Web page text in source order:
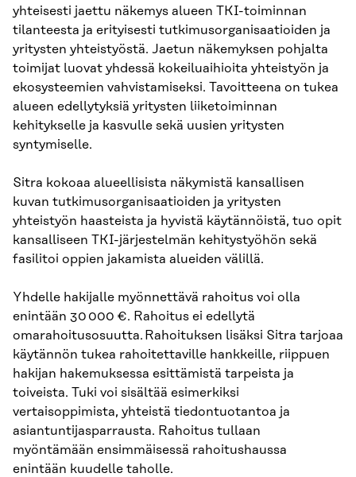
yhteisesti jaettu näkemys alueen TKI-toiminnan
tilanteesta ja erityisesti tutkimusorganisaatioiden ja
yritysten yhteistyöstä. Jaetun näkemyksen pohjalta
toimijat luovat yhdessä kokeiluaihioita yhteistyön ja
ekosysteemien vahvistamiseksi. Tavoitteena on tukea
alueen edellytyksiä yritysten liiketoiminnan
kehitykselle ja kasvulle sekä uusien yritysten
syntymiselle.
Sitra kokoaa alueellisista näkymistä kansallisen
kuvan tutkimusorganisaatioiden ja yritysten
yhteistyön haasteista ja hyvistä käytännöistä, tuo opit
kansalliseen TKI-järjestelmän kehitystyöhön sekä
fasilitoi oppien jakamista alueiden välillä.
Yhdelle hakijalle myönnettävä rahoitus voi olla
enintään 30 000 €. Rahoitus ei edellytä
omarahoitusosuutta. Rahoituksen lisäksi Sitra tarjoaa
käytännön tukea rahoitettaville hankkeille, riippuen
hakijan hakemuksessa esittämistä tarpeista ja
toiveista. Tuki voi sisältää esimerkiksi
vertaisoppimista, yhteistä tiedontuotantoa ja
asiantuntijasparrausta. Rahoitus tullaan
myöntämään ensimmäisessä rahoitushaussa
enintään kuudelle taholle.